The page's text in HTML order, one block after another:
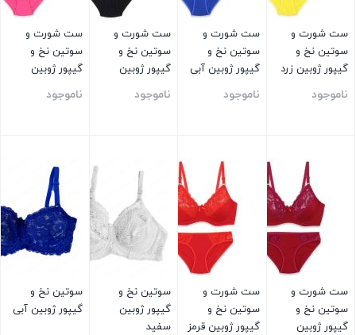
ست شورت و
سوتین نخ و
گیپور ژوبین زرد
ناموجود
ست شورت و
سوتین نخ و
گیپور ژوبین آبی
ناموجود
ست شورت و
سوتین نخ و
گیپور ژوبین
ناموجود
ست شورت و
سوتین نخ و
گیپور ژوبین
ناموجود
ست شورت و
سوتین نخ و
گیپور ژوبین
ست شورت و
سوتین نخ و
گیپور ژوبین قرمز
سوتین نخ و
گیپور ژوبین
سفید
سوتین نخ و
گیپور ژوبین آبی